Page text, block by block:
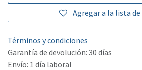
Agregar a la lista de
Términos y condiciones
Garantía de devolución: 30 días
Envío: 1 día laboral